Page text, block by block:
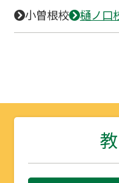
小曽根校 樋ノ口